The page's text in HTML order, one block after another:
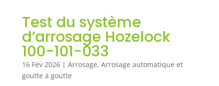
Test du système
d’arrosage Hozelock
100-101-033
16 Fév 2026| Arrosage, Arrosage automatique et
goutte à goutte